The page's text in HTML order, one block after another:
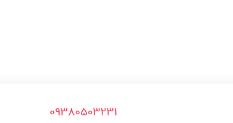
09380503231